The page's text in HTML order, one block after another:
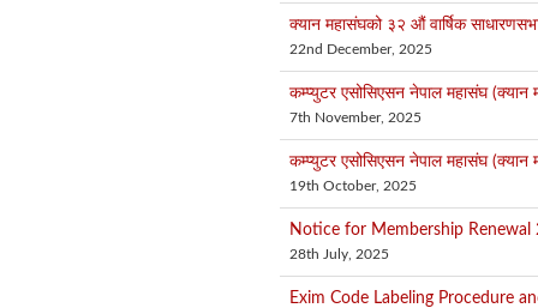
क्यान महासंघको ३२ औं वार्षिक
22nd December, 2025
कम्प्युटर एसोसिएसन नेपाल महासंघ (क्यान
7th November, 2025
कम्प्युटर एसोसिएसन नेपाल महासंघ (क्यान
19th October, 2025
Notice for Membership Renewal
28th July, 2025
Exim Code Labeling Procedure